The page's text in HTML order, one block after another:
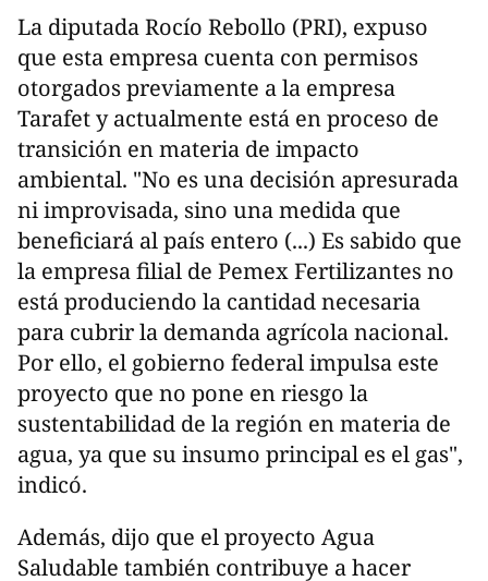
La diputada Rocío Rebollo (PRI), expuso
que esta empresa cuenta con permisos
otorgados previamente a la empresa
Tarafet y actualmente está en proceso de
transición en materia de impacto
ambiental. "No es una decisión apresurada
ni improvisada, sino una medida que
beneficiará al país entero (...) Es sabido que
la empresa filial de Pemex Fertilizantes no
está produciendo la cantidad necesaria
para cubrir la demanda agrícola nacional.
Por ello, el gobierno federal impulsa este
proyecto que no pone en riesgo la
sustentabilidad de la región en materia de
agua, ya que su insumo principal es el gas",
indicó.
Además, dijo que el proyecto Agua
Saludable también contribuye a hacer